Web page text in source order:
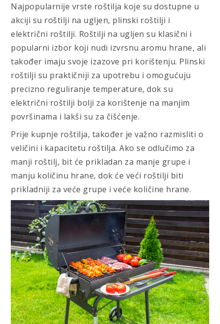
Najpopularnije vrste roštilja koje su dostupne u
akciji su roštilji na ugljen, plinski roštilji i
električni roštilji. Roštilji na ugljen su klasični i
popularni izbor koji nudi izvrsnu aromu hrane, ali
također imaju svoje izazove pri korištenju. Plinski
roštilji su praktičniji za upotrebu i omogućuju
precizno reguliranje temperature, dok su
električni roštilji bolji za korištenje na manjim
površinama i lakši su za čišćenje.
Prije kupnje roštilja, također je važno razmisliti o
veličini i kapacitetu roštilja. Ako se odlučimo za
manji roštilj, bit će prikladan za manje grupe i
manju količinu hrane, dok će veći roštilji biti
prikladniji za veće grupe i veće količine hrane.